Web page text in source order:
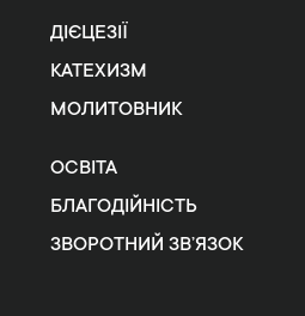
ДІЄЦЕЗІЇ
КАТЕХИЗМ
МОЛИТОВНИК
ОСВІТА
БЛАГОДІЙНІСТЬ
ЗВОРОТНИЙ ЗВ’ЯЗОК